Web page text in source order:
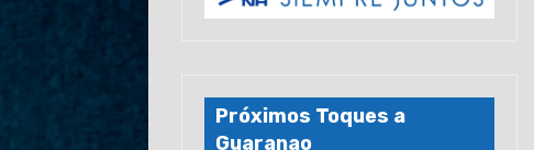
Próximos Toques a
Guaranao